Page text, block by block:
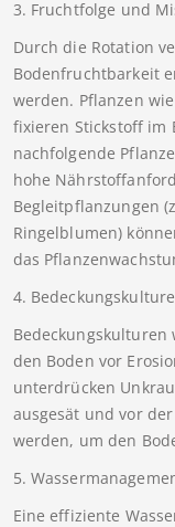
3. Fruchtfolge und
Durch die Rotation
Bodenfruchtbarkeit
werden. Pflanzen
fixieren Stickstoff
nachfolgende
hohe
Begleitpflanzungen
Ringelblumen)
das
4.
Bedeckungskulturen
den Boden vor
unterdrücken
ausgesät und vor
werden, um den
5.
Eine effiziente